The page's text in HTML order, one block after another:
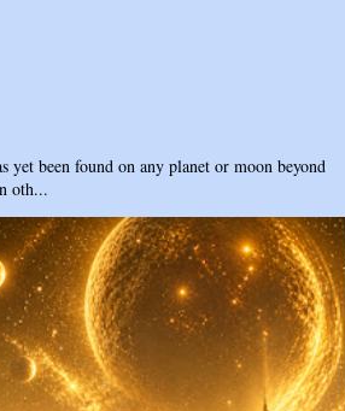
been found on any planet or moon beyond
oth...